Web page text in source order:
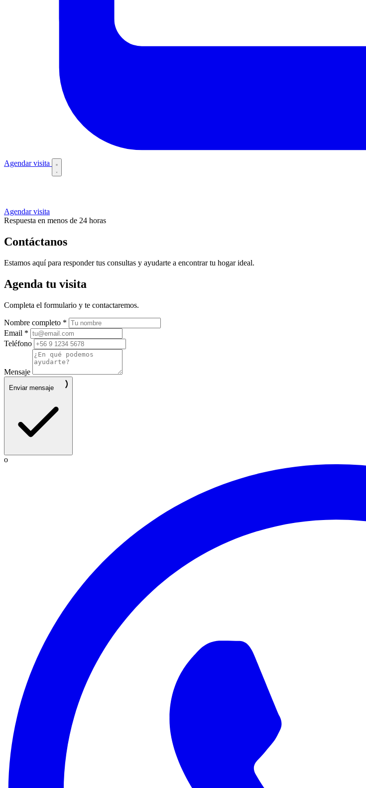
Agendar visita
Agendar visita
Respuesta en menos de 24 horas
Contáctanos
Estamos aquí para responder tus consultas y ayudarte a encontrar tu hogar ideal.
Agenda tu visita
Completa el formulario y te contactaremos.
Nombre completo *
Email *
Teléfono
Mensaje
Enviar mensaje
o